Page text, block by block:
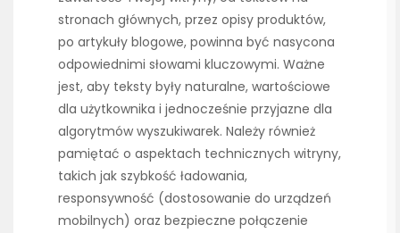
stronach głównych, przez opisy produktów,
po artykuły blogowe, powinna być nasycona
odpowiednimi słowami kluczowymi. Ważne
jest, aby teksty były naturalne, wartościowe
dla użytkownika i jednocześnie przyjazne dla
algorytmów wyszukiwarek. Należy również
pamiętać o aspektach technicznych witryny,
takich jak szybkość ładowania,
responsywność (dostosowanie do urządzeń
mobilnych) oraz bezpieczne połączenie